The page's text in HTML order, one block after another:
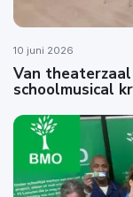
10 juni 2026
Van
schoolmusical